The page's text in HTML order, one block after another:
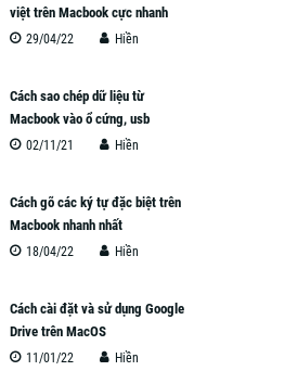
việt trên Macbook cực nhanh
29/04/22 Hiền
Cách sao chép dữ liệu từ
Macbook vào ổ cứng, usb
02/11/21 Hiền
Cách gõ các ký tự đặc biệt trên
Macbook nhanh nhất
18/04/22 Hiền
Cách cài đặt và sử dụng Google
Drive trên MacOS
11/01/22 Hiền